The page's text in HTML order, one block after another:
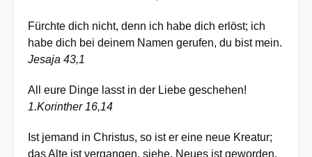
Fürchte dich nicht, denn ich habe dich erlöst; ich
habe dich bei deinem Namen gerufen, du bist mein.
Jesaja 43,1
All eure Dinge lasst in der Liebe geschehen!
1.Korinther 16,14
Ist jemand in Christus, so ist er eine neue Kreatur;
das Alte ist vergangen, siehe, Neues ist geworden.